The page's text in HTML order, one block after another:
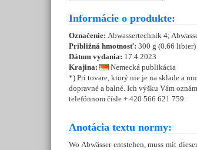
Informácie o produkte:
Označenie: Abwassertechnik 4;
Približná hmotnosť: 300 g (0.66 libier)
Dátum vydania: 17.4.2023
Krajina:
Nemecká publikácia
*) Pri tovare, ktorý nie je na sklade a
dopravné a balné. Ich výšku Vám
telefónnom čísle + 420 566 621 759.
Anotácia textu normy:
Wo Abwässer entstehen, muss mit